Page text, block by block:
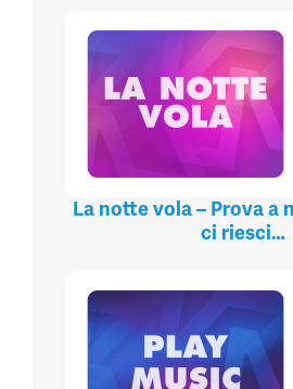
La notte vola – Prova a
ci riesci…